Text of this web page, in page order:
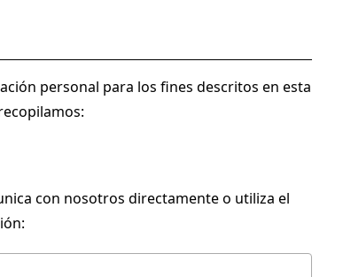
personal para los fines descritos en esta
con nosotros directamente o utiliza el